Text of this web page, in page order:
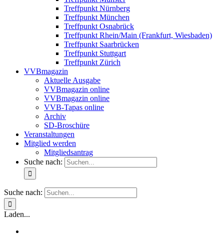
Treffpunkt Nürnberg
Treffpunkt München
Treffpunkt Osnabrück
Treffpunkt Rhein/Main (Frankfurt, Wiesbaden)
Treffpunkt Saarbrücken
Treffpunkt Stuttgart
Treffpunkt Zürich
VVBmagazin
Aktuelle Ausgabe
VVBmagazin online
VVBmagazin online
VVB-Tapas online
Archiv
SD-Broschüre
Veranstaltungen
Mitglied werden
Mitgliedsantrag
Suche nach:
Suche nach:
Laden...